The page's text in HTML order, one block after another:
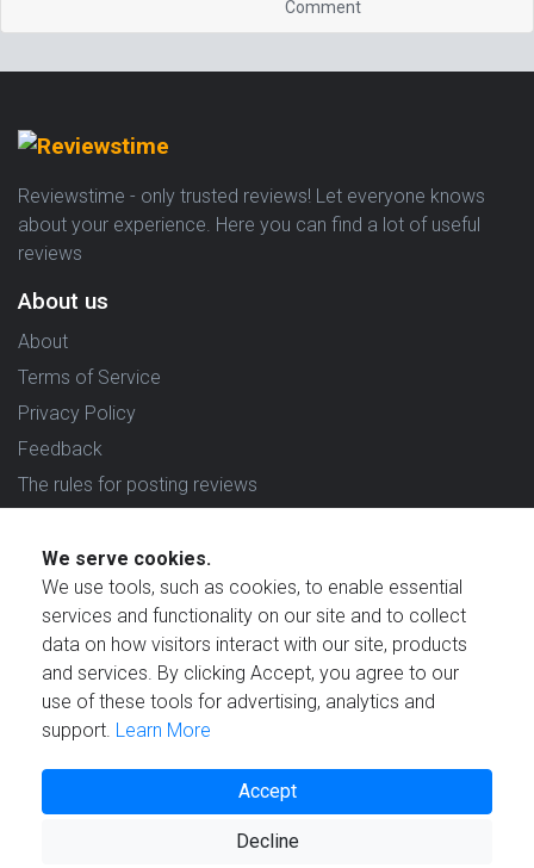
Comment
Reviewstime - only trusted reviews! Let everyone knows
about your experience. Here you can find a lot of useful
reviews
About us
About
Terms of Service
Privacy Policy
Feedback
The rules for posting reviews
Reviews in which country are you interested in?
We serve cookies.
We use tools, such as cookies, to enable essential
services and functionality on our site and to collect
data on how visitors interact with our site, products
and services. By clicking Accept, you agree to our
use of these tools for advertising, analytics and
support. Learn More
Accept
Decline